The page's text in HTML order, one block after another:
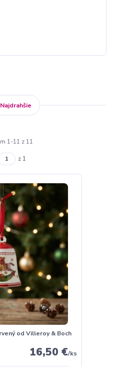
Najdrahšie
1-11 z 11
z 1
od Villeroy & Boch
16,50 €/ks